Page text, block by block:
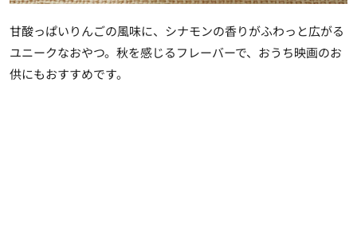
甘酸っぱいりんごの風味に、シナモンの香りがふわっと広がる
ユニークなおやつ。秋を感じるフレーバーで、おうち映画のお
供にもおすすめです。